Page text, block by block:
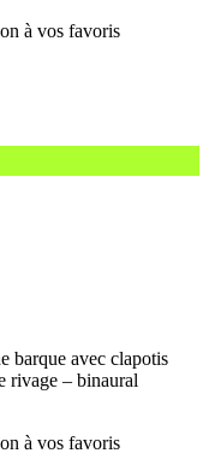
barque avec clapotis
rivage – binaural